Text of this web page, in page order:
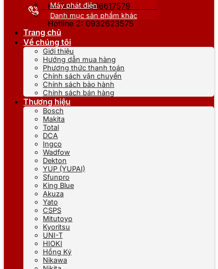
Hotline 1: 0866617579
Hotline 2: 0932623575
Máy phát điện
Danh mục sản phẩm khác
Trang chủ
Về chúng tôi
Giới thiệu
Hướng dẫn mua hàng
Phương thức thanh toán
Chính sách vận chuyển
Chính sách bảo hành
Chính sách bán hàng
Thương hiệu
Bosch
Makita
Total
DCA
Ingco
Wadfow
Dekton
YUP (YUPAI)
Sfunpro
King Blue
Akuza
Yato
CSPS
Mitutoyo
Kyoritsu
UNI-T
HIOKI
Hồng Ký
Nikawa